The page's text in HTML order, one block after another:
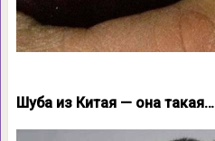
Шуба из Китая — она такая…